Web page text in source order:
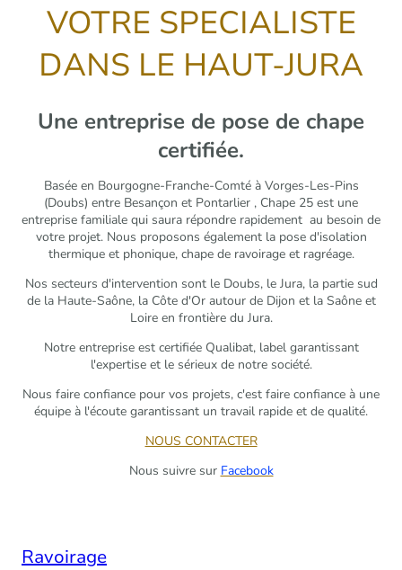
VOTRE SPECIALISTE
DANS LE HAUT-JURA
Une entreprise de pose de chape
certifiée.
Basée en Bourgogne-Franche-Comté à Vorges-Les-Pins
(Doubs) entre Besançon et Pontarlier , Chape 25 est une
entreprise familiale qui saura répondre rapidement au besoin de
votre projet. Nous proposons également la pose d'isolation
thermique et phonique, chape de ravoirage et ragréage.
Nos secteurs d'intervention sont le Doubs, le Jura, la partie sud
de la Haute-Saône, la Côte d'Or autour de Dijon et la Saône et
Loire en frontière du Jura.
Notre entreprise est certifiée Qualibat, label garantissant
l'expertise et le sérieux de notre société.
Nous faire confiance pour vos projets, c'est faire confiance à une
équipe à l'écoute garantissant un travail rapide et de qualité.
NOUS CONTACTER
Nous suivre sur Facebook
Ravoirage